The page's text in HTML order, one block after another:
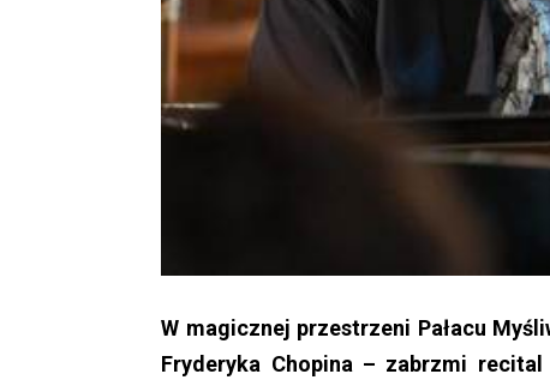
W magicznej przestrzeni Pałacu
Fryderyka Chopina – zabrzmi